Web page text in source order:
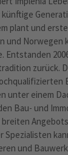
plant und
und Norwegen
zurück.
unter einem
Bau- und
breiten
und